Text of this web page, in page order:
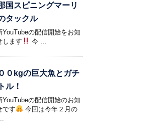
国スピニングマーリ
タックル
YouTubeの配信開始をお知
します
今 ...
０kgの巨大魚とガチ
ル！
YouTubeの配信開始のお知
です
今回は今年２月の